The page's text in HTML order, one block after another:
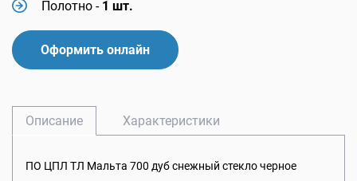
Полотно - 1 шт.
Оформить онлайн
Описание Характеристики
ПО ЦПЛ ТЛ Мальта 700 дуб снежный стекло черное